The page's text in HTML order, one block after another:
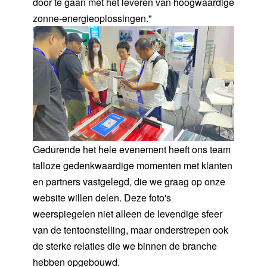
zonne-energieoplossingen."
Gedurende het hele evenement heeft ons team
talloze gedenkwaardige momenten met klanten
en partners vastgelegd, die we graag op onze
website willen delen. Deze foto's
weerspiegelen niet alleen de levendige sfeer
van de tentoonstelling, maar onderstrepen ook
de sterke relaties die we binnen de branche
hebben opgebouwd.